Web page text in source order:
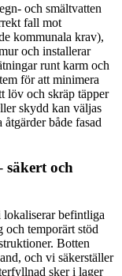
och smältvatten
fall mot
kommunala krav),
och installerar
runt karm och
för att minimera
löv och skräp täpper
skydd kan väljas
både fasad
säkert och
lokaliserar befintliga
och temporärt stöd
Botten
och vi säkerställer
sker i lager